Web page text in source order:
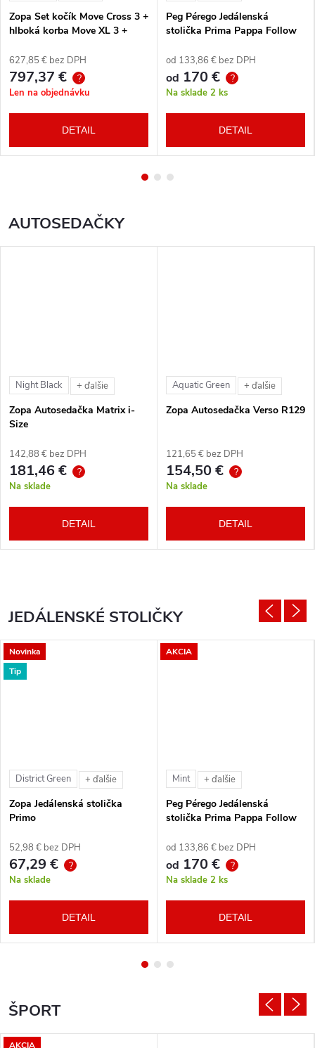
Zopa Set kočík Move Cross 3 +
hlboká korba Move XL 3 +
vlastného výberu + báza
627,85 € bez DPH
797,37 € ?
Len na objednávku
DETAIL
Peg Pérego Jedálenská
stolička Prima Pappa Follow
od 133,86 € bez DPH
od 170 € ?
Na sklade 2 ks
DETAIL
AUTOSEDAČKY
Night Black + ďalšie
Zopa Autosedačka Matrix i-
Size
142,88 € bez DPH
181,46 € ?
Na sklade
DETAIL
Aquatic Green + ďalšie
Zopa Autosedačka Verso R129
121,65 € bez DPH
154,50 € ?
Na sklade
DETAIL
JEDÁLENSKÉ STOLIČKY
Novinka
Tip
District Green + ďalšie
Zopa Jedálenská stolička
Primo
52,98 € bez DPH
67,29 € ?
Na sklade
DETAIL
AKCIA
Mint + ďalšie
Peg Pérego Jedálenská
stolička Prima Pappa Follow
od 133,86 € bez DPH
od 170 € ?
Na sklade 2 ks
DETAIL
ŠPORT
AKCIA